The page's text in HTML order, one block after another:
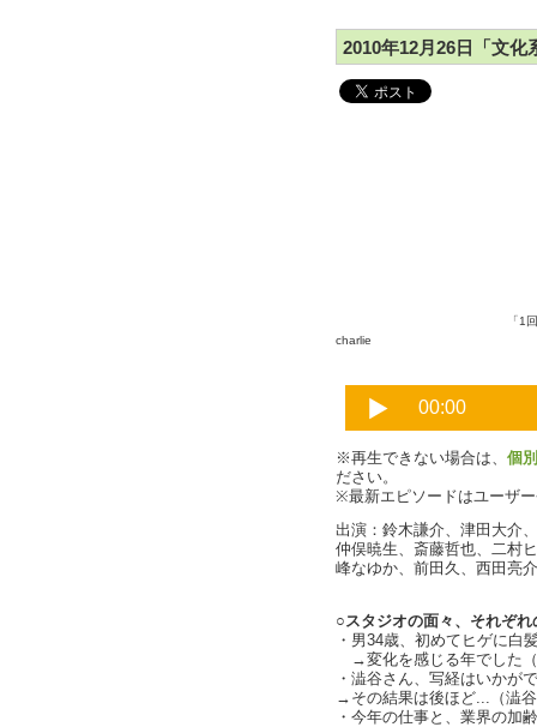
2010年12月26日「文化
「1
charlie
※再生できない場合は、 個
ださい。
※最新エピソードはユーザ
出演：鈴木謙介、津田大介
仲俣暁生、斎藤哲也、二村
峰なゆか、前田久、西田亮
○スタジオの面々、それぞれ
・男34歳、初めてヒゲに白
→変化を感じる年でした
・澁谷さん、写経はいかが
→その結果は後ほど...（澁
・今年の仕事と、業界の加